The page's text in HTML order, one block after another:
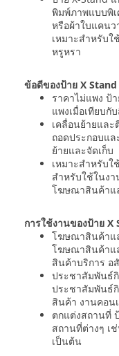
พิมพ์ภาพแบบพิเ
หรือผ้าใบแคน
เหมาะสำหรับ
หรูหรา
ข้อดีของป้าย X Stand
ราคาไม่แพง ป้
แพงเมื่อเทียบ
เคลื่อนย้ายและ
ถอดประกอบแล
ย้ายและจัดเก็บ
เหมาะสำหรับใ
สำหรับใช้ในงา
โฆษณาสินค้าแ
การใช้งานของป้าย X
โฆษณาสินค้าแ
โฆษณาสินค้าแ
สินค้าบริการ อ
ประชาสัมพันธ์กิ
ประชาสัมพันธ์กิ
สินค้า งานคอน
ตกแต่งสถานที่
สถานที่ต่างๆ เ
เป็นต้น